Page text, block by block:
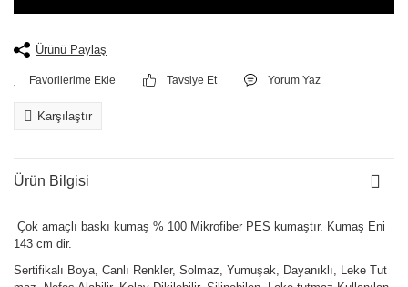
Ürünü Paylaş
Tavsiye Et Yorum Yaz
Karşılaştır
Ürün Bilgisi
Çok amaçlı baskı kumaş % 100 Mikrofiber PES kumaştır. Kumaş Eni
143 cm dir.
Sertifikalı Boya, Canlı Renkler, Solmaz, Yumuşak, Dayanıklı, Leke Tut